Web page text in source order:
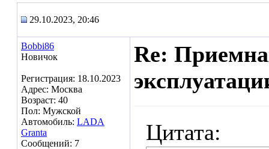
29.10.2023, 20:46
Bobbi86
Новичок
Регистрация: 18.10.2023
Адрес: Москва
Возраст: 40
Пол: Мужской
Автомобиль: LADA
Granta
Сообщений: 7
Re:
Цитата: